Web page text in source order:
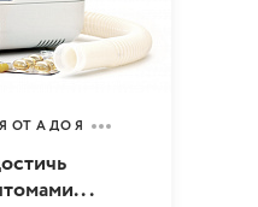
ОТ А ДО Я